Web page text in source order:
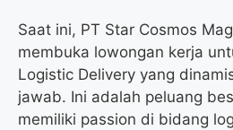
Saat ini, PT Star Cosmos
membuka lowongan kerja
Logistic Delivery yang
jawab. Ini adalah peluang
memiliki passion di bidang